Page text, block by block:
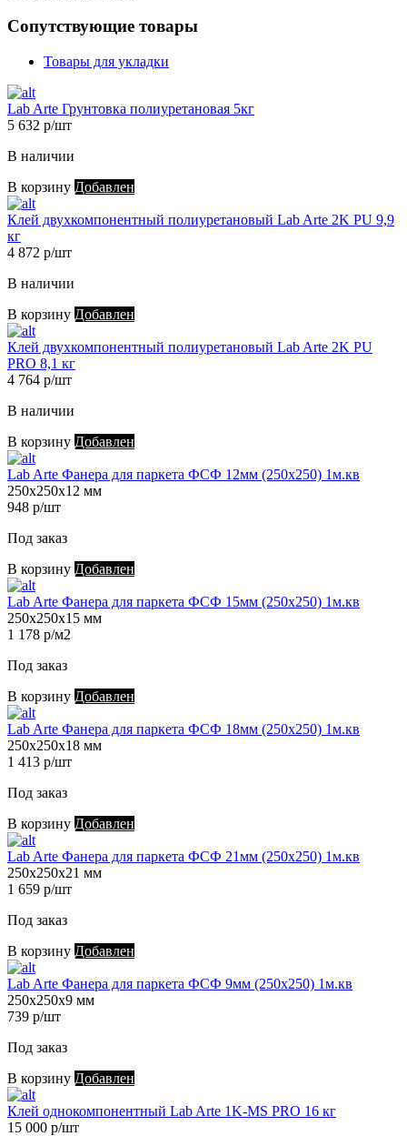
Сопутствующие товары
Товары для укладки
Lab Arte Грунтовка полиуретановая 5кг
5 632 р/шт
В наличии
В корзину Добавлен
Клей двухкомпонентный полиуретановый Lab Arte 2K PU 9,9
кг
4 872 р/шт
В наличии
В корзину Добавлен
Клей двухкомпонентный полиуретановый Lab Arte 2K PU
PRO 8,1 кг
4 764 р/шт
В наличии
В корзину Добавлен
Lab Arte Фанера для паркета ФСФ 12мм (250х250) 1м.кв
250х250х12 мм
948 р/шт
Под заказ
В корзину Добавлен
Lab Arte Фанера для паркета ФСФ 15мм (250х250) 1м.кв
250х250х15 мм
1 178 р/м2
Под заказ
В корзину Добавлен
Lab Arte Фанера для паркета ФСФ 18мм (250х250) 1м.кв
250х250х18 мм
1 413 р/шт
Под заказ
В корзину Добавлен
Lab Arte Фанера для паркета ФСФ 21мм (250х250) 1м.кв
250х250х21 мм
1 659 р/шт
Под заказ
В корзину Добавлен
Lab Arte Фанера для паркета ФСФ 9мм (250х250) 1м.кв
250х250х9 мм
739 р/шт
Под заказ
В корзину Добавлен
Клей однокомпонентный Lab Arte 1K-MS PRO 16 кг
15 000 р/шт